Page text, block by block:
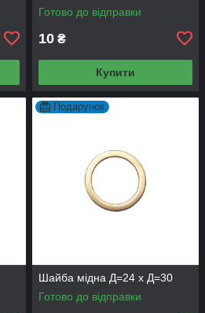
Готово до відправки
10 ₴
Купити
Подарунок
Шайба мідна Д=24 х Д=30
Готово до відправки